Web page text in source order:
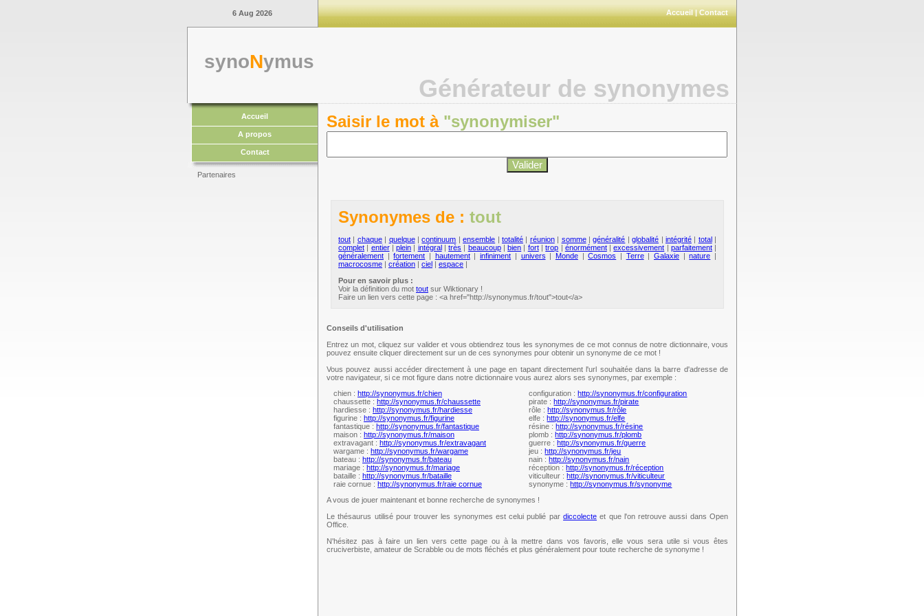
6 Aug 2026 Accueil|Contact
synoNymus
Générateur de synonymes
Accueil
A propos
Contact
Partenaires
Saisir le mot à "synonymiser"
Synonymes de : tout
tout | chaque| quelque|continuum |ensemble | totalité| réunion| somme|généralité |globalité | intégrité| total|
complet | entier|plein | intégral|très | beaucoup|bien | fort|trop | énormément|excessivement | parfaitement|
généralement |fortement | hautement|infiniment | univers | Monde|Cosmos | Terre| Galaxie |nature |
macrocosme | création | ciel | espace |
Pour en savoir plus :
Voir la définition du mot tout sur Wiktionary !
Faire un lien vers cette page : <a href="http://synonymus.fr/tout">tout</a>
Conseils d'utilisation
Entrez un mot, cliquez sur valider et vous obtiendrez tous les synonymes de ce mot connus de notre dictionnaire, vous
pouvez ensuite cliquer directement sur un de ces synonymes pour obtenir un synonyme de ce mot !
Vous pouvez aussi accéder directement à une page en tapant directement l'url souhaitée dans la barre d'adresse de
votre navigateur, si ce mot figure dans notre dictionnaire vous aurez alors ses synonymes, par exemple :
chien : http://synonymus.fr/chien
chaussette : http://synonymus.fr/chaussette
hardiesse : http://synonymus.fr/hardiesse
figurine : http://synonymus.fr/figurine
fantastique : http://synonymus.fr/fantastique
maison : http://synonymus.fr/maison
extravagant : http://synonymus.fr/extravagant
wargame : http://synonymus.fr/wargame
bateau : http://synonymus.fr/bateau
mariage : http://synonymus.fr/mariage
bataille : http://synonymus.fr/bataille
raie cornue : http://synonymus.fr/raie cornue
configuration :http://synonymus.fr/configuration
pirate :http://synonymus.fr/pirate
rôle :http://synonymus.fr/rôle
elfe :http://synonymus.fr/elfe
résine :http://synonymus.fr/résine
plomb :http://synonymus.fr/plomb
guerre :http://synonymus.fr/guerre
jeu :http://synonymus.fr/jeu
nain :http://synonymus.fr/nain
réception :http://synonymus.fr/réception
viticulteur :http://synonymus.fr/viticulteur
synonyme :http://synonymus.fr/synonyme
A vous de jouer maintenant et bonne recherche de synonymes !
Le thésaurus utilisé pour trouver les synonymes est celui publié pardiccolecte et que l'on retrouve aussi dans Open
Office.
N'hésitez pas à faire un lien vers cette page ou à la mettre dans vos favoris, elle vous sera utile si vous êtes
cruciverbiste, amateur de Scrabble ou de mots fléchés et plus généralement pour toute recherche de synonyme !